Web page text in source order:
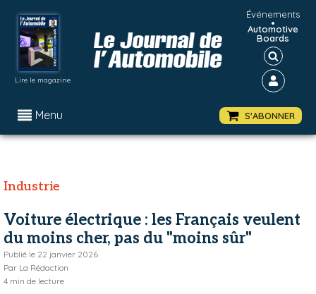
Lire le magazine
Événements
•
Automotive
Boards
Menu S'ABONNER
Industrie
Voiture électrique : les Français veulent
du moins cher, pas du "moins sûr"
Publié le 22 janvier 2026
Par La Rédaction
4 min de lecture